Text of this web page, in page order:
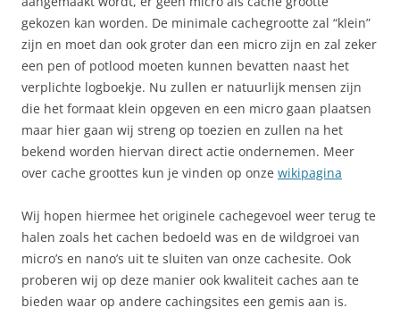
gekozen kan worden. De minimale cachegrootte zal “klein”
zijn en moet dan ook groter dan een micro zijn en zal zeker
een pen of potlood moeten kunnen bevatten naast het
verplichte logboekje. Nu zullen er natuurlijk mensen zijn
die het formaat klein opgeven en een micro gaan plaatsen
maar hier gaan wij streng op toezien en zullen na het
bekend worden hiervan direct actie ondernemen. Meer
over cache groottes kun je vinden op onze wikipagina
Wij hopen hiermee het originele cachegevoel weer terug te
halen zoals het cachen bedoeld was en de wildgroei van
micro’s en nano’s uit te sluiten van onze cachesite. Ook
proberen wij op deze manier ook kwaliteit caches aan te
bieden waar op andere cachingsites een gemis aan is.